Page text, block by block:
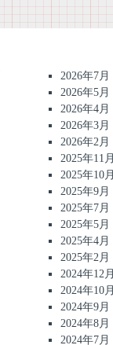
2026年7月
2026年5月
2026年4月
2026年3月
2026年2月
2025年11月
2025年10月
2025年9月
2025年7月
2025年5月
2025年4月
2025年2月
2024年12月
2024年10月
2024年9月
2024年8月
2024年7月